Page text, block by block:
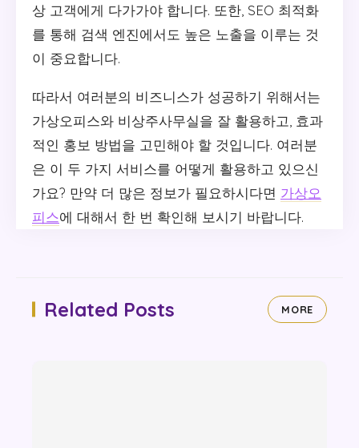
상 고객에게 다가가야 합니다. 또한, SEO 최적화
를 통해 검색 엔진에서도 높은 노출을 이루는 것
이 중요합니다.
따라서 여러분의 비즈니스가 성공하기 위해서는
가상오피스와 비상주사무실을 잘 활용하고, 효과
적인 홍보 방법을 고민해야 할 것입니다. 여러분
은 이 두 가지 서비스를 어떻게 활용하고 있으신
가요? 만약 더 많은 정보가 필요하시다면 가상오
피스에 대해서 한 번 확인해 보시기 바랍니다.
Related Posts MORE